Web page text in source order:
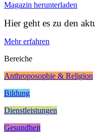
Magazin herunterladen
Hier geht es zu den
Mehr erfahren
Bereiche
Anthroposophie & Religion
Bildung
Dienstleistungen
Gesundheit